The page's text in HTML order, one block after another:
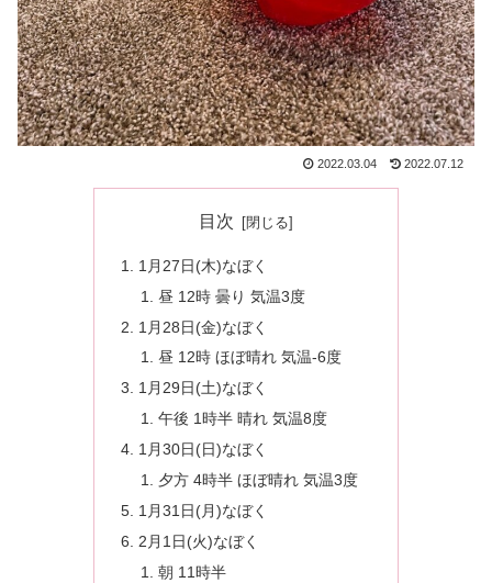
2022.03.04 2022.07.12
目次
1月27日(木)なぼく
昼 12時 曇り 気温3度
1月28日(金)なぼく
昼 12時 ほぼ晴れ 気温-6度
1月29日(土)なぼく
午後 1時半 晴れ 気温8度
1月30日(日)なぼく
夕方 4時半 ほぼ晴れ 気温3度
1月31日(月)なぼく
2月1日(火)なぼく
朝 11時半